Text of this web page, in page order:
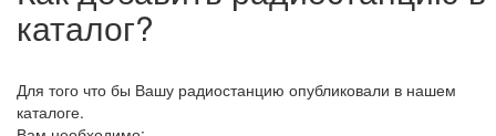
каталог?
Для того что бы Вашу радиостанцию опубликовали в нашем
каталоге.